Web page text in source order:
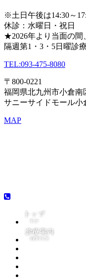
※土日午後は14:30～
休診：水曜日・祝日
★2026年より当面の間
隔週第1・3・5日曜診
TEL:093-475-8080
〒800-0221
福岡県北九州市小倉南
サニーサイドモール小
MAP